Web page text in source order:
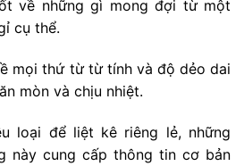
về những gì mong đợi từ một
cụ thể.
mọi thứ từ từ tính và độ dẻo dai
mòn và chịu nhiệt.
loại để liệt kê riêng lẻ, những
này cung cấp thông tin cơ bản